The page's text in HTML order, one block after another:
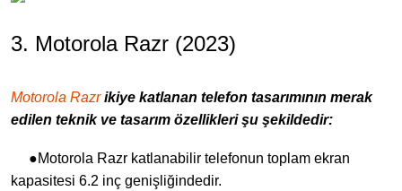
3. Motorola Razr (2023)
Motorola Razr ikiye katlanan telefon tasarımının merak
edilen teknik ve tasarım özellikleri şu şekildedir:
●Motorola Razr katlanabilir telefonun toplam ekran
kapasitesi 6.2 inç genişliğindedir.